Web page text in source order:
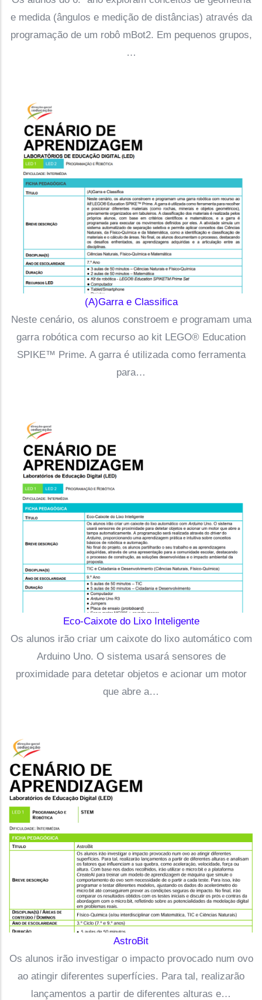
e medida (ângulos e medição de distâncias) através da
programação de um robô mBot2. Em pequenos grupos,
…
(A)Garra e Classifica
Neste cenário, os alunos constroem e programam uma
garra robótica com recurso ao kit LEGO® Education
SPIKE™ Prime. A garra é utilizada como ferramenta
para…
Eco-Caixote do Lixo Inteligente
Os alunos irão criar um caixote do lixo automático com
Arduino Uno. O sistema usará sensores de
proximidade para detetar objetos e acionar um motor
que abre a…
AstroBit
Os alunos irão investigar o impacto provocado num ovo
ao atingir diferentes superfícies. Para tal, realizarão
lançamentos a partir de diferentes alturas e…